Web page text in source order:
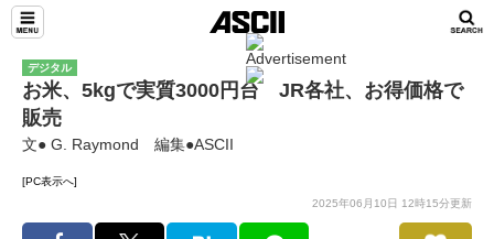
デジタル
お米、5kgで実質3000円台 JR各社、お得価格で
販売
文● G. Raymond 編集●ASCII
[PC表示へ]
2025年06月10日 12時15分更新